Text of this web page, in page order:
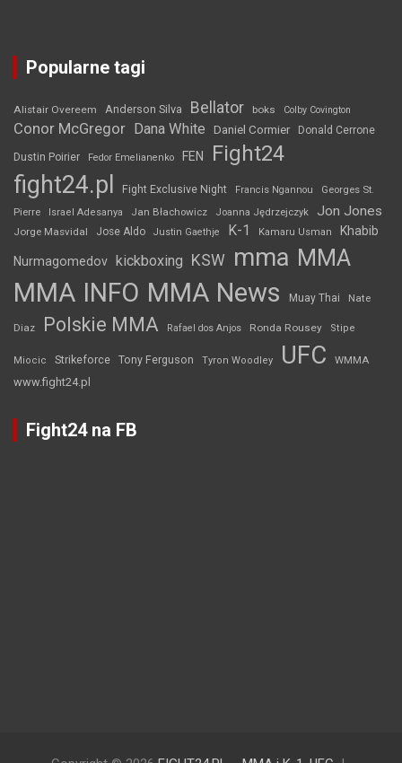
Popularne tagi
Alistair Overeem Anderson Silva Bellator boks Colby Covington
Conor McGregor Dana White Daniel Cormier Donald Cerrone
Dustin Poirier Fedor Emelianenko FEN Fight24
fight24.pl Fight Exclusive Night Francis Ngannou
Georges St.
Pierre
Israel Adesanya Jan Błachowicz Joanna Jędrzejczyk Jon Jones
Jorge Masvidal Jose Aldo Justin Gaethje K-1 Kamaru Usman Khabib
Nurmagomedov kickboxing KSW mma MMA
MMA INFO MMA News Muay Thai Nate
Diaz Polskie MMA Rafael dos Anjos Ronda Rousey Stipe
Miocic Strikeforce Tony Ferguson Tyron Woodley UFC WMMA
www.fight24.pl
Fight24 na FB